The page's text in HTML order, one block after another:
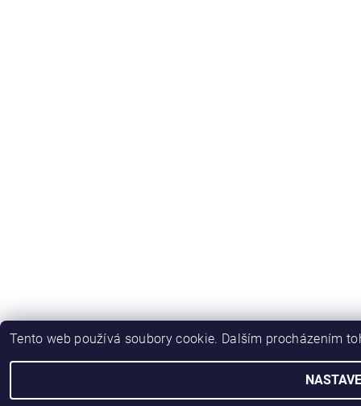
Tento web používá soubory cookie. Dalším procházením